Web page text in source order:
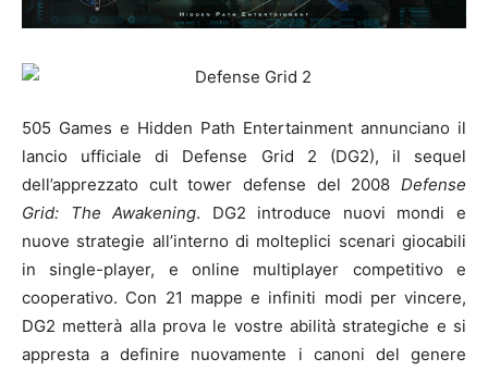
505 Games e Hidden Path Entertainment annunciano il
lancio ufficiale di Defense Grid 2 (DG2), il sequel
dell’apprezzato cult tower defense del 2008 Defense
Grid: The Awakening. DG2 introduce nuovi mondi e
nuove strategie all’interno di molteplici scenari giocabili
in single-player, e online multiplayer competitivo e
cooperativo. Con 21 mappe e infiniti modi per vincere,
DG2 metterà alla prova le vostre abilità strategiche e si
appresta a definire nuovamente i canoni del genere